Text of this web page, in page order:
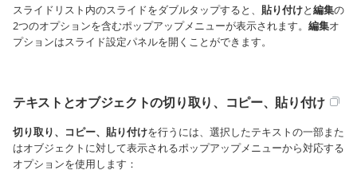
スライドリスト内のスライドをダブルタップすると、 貼り付けと編集の
2つのオプションを含むポップアップメニューが表示されます。 編集オ
プションはスライド設定パネルを開くことができます。
テキストとオブジェクトの切り取り、コピー、貼り付け
切り取り、コピー、貼り付けを行うには、選択したテキストの一部また
はオブジェクトに対して表示されるポップアップメニューから対応する
オプションを使用します：